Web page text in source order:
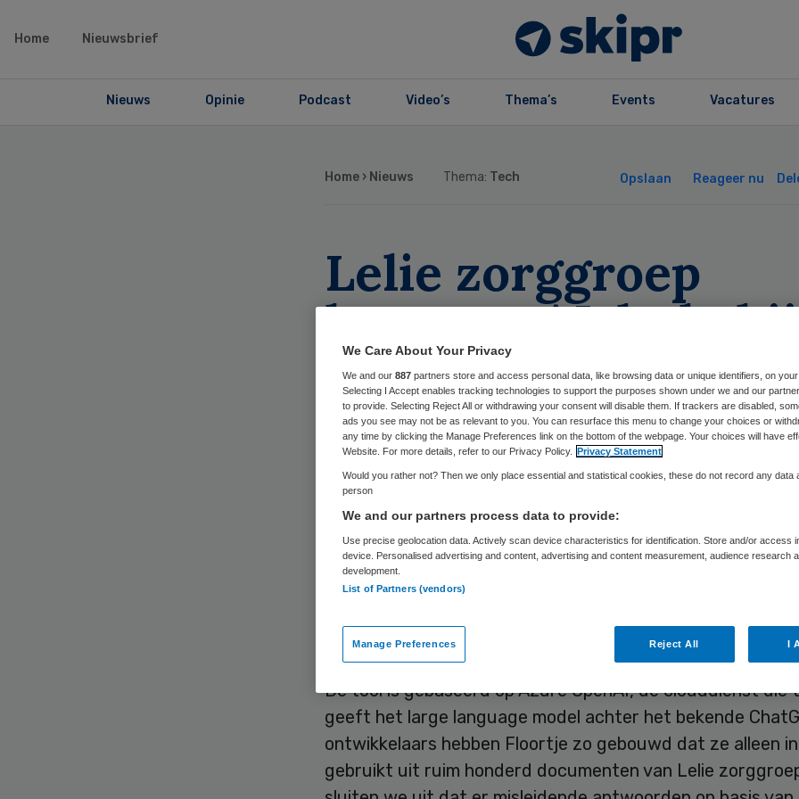
Home Nieuwsbrief
Nieuws Opinie Podcast Video’s Thema’s Events Vacatures
Home › Nieuws Thema: Tech Opslaan Reageer nu
Lelie zorggroep
lanceert AI-hulp bij
vraag over
Sytse Wilman 6 oktober 2025,10:45
Medewerkers van Lelie zorggroep hebben sinds deze week
telefoon of laptop toegang tot chatbot Floortje. Daar zijn
honderd documenten van de vvt-organisatie ingevoerd,
medewerkers vragen over kunnen stellen. Doel is om tijd te
besparen en de kwaliteit te verhogen.
De tool is gebaseerd op Azure OpenAI, de clouddienst die
geeft het large language model achter het bekende
ontwikkelaars hebben Floortje zo gebouwd dat ze alleen
gebruikt uit ruim honderd documenten van Lelie
We Care About Your Privacy
We and our 887 partners store and access personal data, like browsing data or unique identifiers, on your
Selecting I Accept enables tracking technologies to support the purposes shown under we and our
to provide. Selecting Reject All or withdrawing your consent will disable them. If trackers are disabled,
ads you see may not be as relevant to you. You can resurface this menu to change your choices or
any time by clicking the Manage Preferences link on the bottom of the webpage. Your choices will have
Website. For more details, refer to our Privacy Policy. Privacy Statement
Would you rather not? Then we only place essential and statistical cookies, these do not record any data
person
We and our partners process data to provide:
Use precise geolocation data. Actively scan device characteristics for identification. Store and/or access
device. Personalised advertising and content, advertising and content measurement, audience research
development.
List of Partners (vendors)
Manage Preferences Reject All I